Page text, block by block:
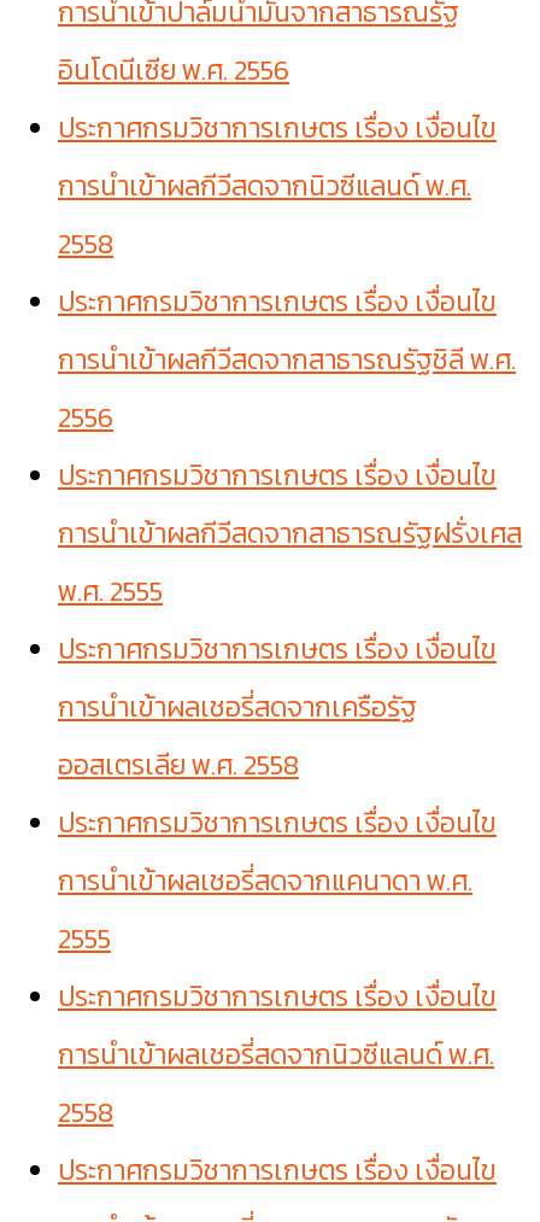
การนำเข้าปาล์มน้ำมันจากสาธารณรัฐ
อินโดนีเซีย พ.ศ. 2556
ประกาศกรมวิชาการเกษตร เรื่อง เงื่อนไข
การนำเข้าผลกีวีสดจากนิวซีแลนด์ พ.ศ.
2558
ประกาศกรมวิชาการเกษตร เรื่อง เงื่อนไข
การนำเข้าผลกีวีสดจากสาธารณรัฐชิลี พ.ศ.
2556
ประกาศกรมวิชาการเกษตร เรื่อง เงื่อนไข
การนำเข้าผลกีวีสดจากสาธารณรัฐฝรั่งเศส
พ.ศ. 2555
ประกาศกรมวิชาการเกษตร เรื่อง เงื่อนไข
การนำเข้าผลเชอรี่สดจากเครือรัฐ
ออสเตรเลีย พ.ศ. 2558
ประกาศกรมวิชาการเกษตร เรื่อง เงื่อนไข
การนำเข้าผลเชอรี่สดจากแคนาดา พ.ศ.
2555
ประกาศกรมวิชาการเกษตร เรื่อง เงื่อนไข
การนำเข้าผลเชอรี่สดจากนิวซีแลนด์ พ.ศ.
2558
ประกาศกรมวิชาการเกษตร เรื่อง เงื่อนไข